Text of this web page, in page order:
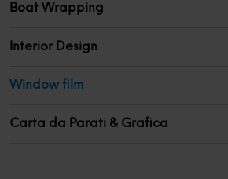
Boat Wrapping
Interior Design
Window film
Carta da Parati & Grafica